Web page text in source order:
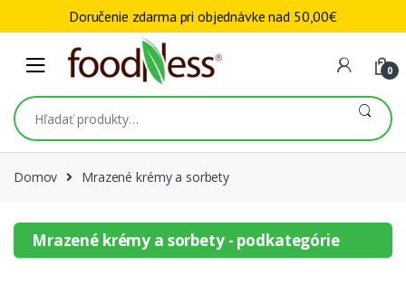
Skip to navigation
Skip to content
0
Hľadať:
Domov Mrazené krémy a sorbety
Mrazené krémy a sorbety - podkategórie
Doručenie zdarma pri objednávke nad 50,00€